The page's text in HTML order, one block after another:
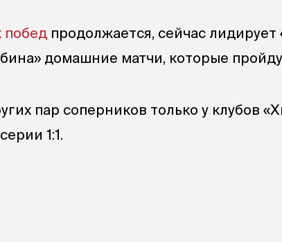
побед продолжается, сейчас
домашние матчи, которые
пар соперников только у клубов
1:1.